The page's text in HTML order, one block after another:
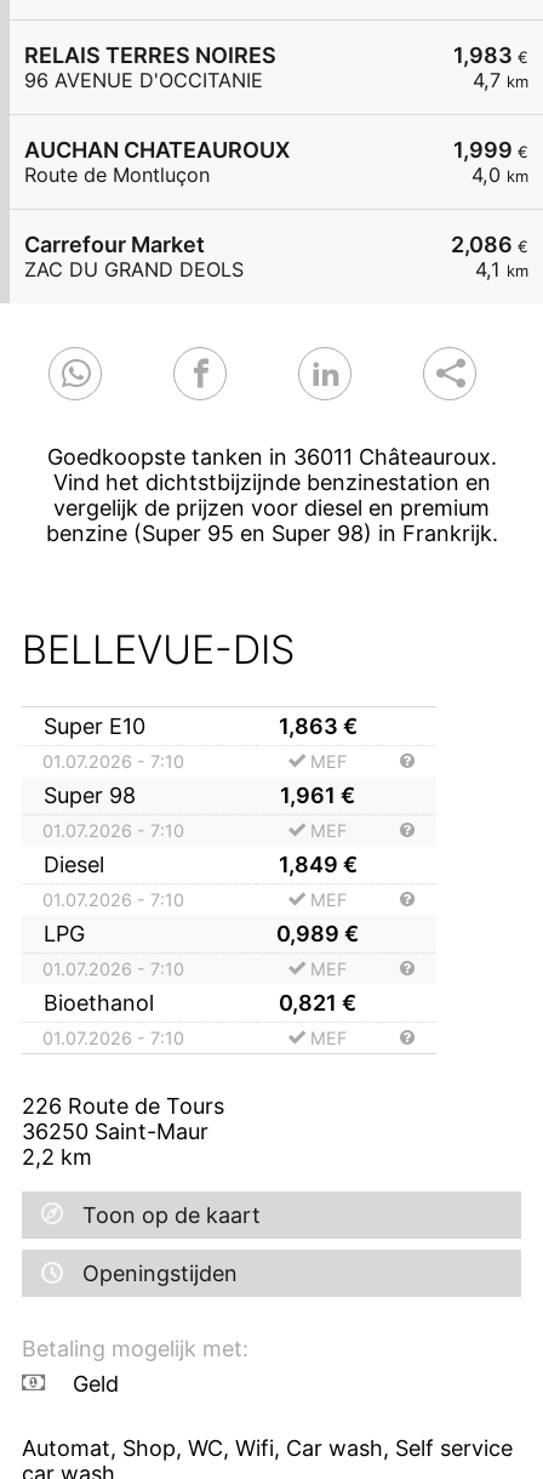
1,983 €
4,7 km
RELAIS TERRES NOIRES
96 AVENUE D'OCCITANIE
1,999 €
4,0 km
AUCHAN CHATEAUROUX
Route de Montluçon
2,086 €
4,1 km
Carrefour Market
ZAC DU GRAND DEOLS
Goedkoopste tanken in 36011 Châteauroux.
Vind het dichtstbijzijnde benzinestation en
vergelijk de prijzen voor diesel en premium
benzine (Super 95 en Super 98) in Frankrijk.
BELLEVUE-DIS
Super E10 1,863 €
01.07.2026 - 7:10 MEF
Super 98 1,961 €
01.07.2026 - 7:10 MEF
Diesel 1,849 €
01.07.2026 - 7:10 MEF
LPG 0,989 €
01.07.2026 - 7:10 MEF
Bioethanol 0,821 €
01.07.2026 - 7:10 MEF
226 Route de Tours
36250 Saint-Maur
2,2 km
Toon op de kaart
Openingstijden
Betaling mogelijk met:
Geld
Automat, Shop, WC, Wifi, Car wash, Self service
car wash